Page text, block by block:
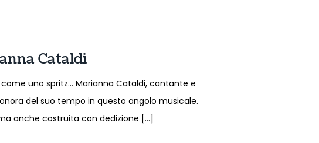
Cataldi
uno spritz… Marianna Cataldi, cantante e
del suo tempo in questo angolo musicale.
anche costruita con dedizione […]